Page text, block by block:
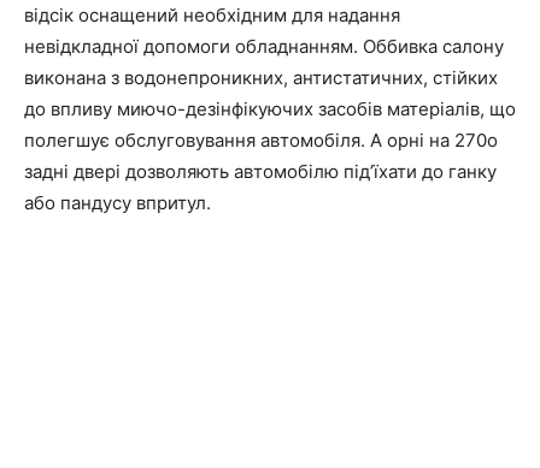
відсік оснащений необхідним для надання
невідкладної допомоги обладнанням. Оббивка салону
виконана з водонепроникних, антистатичних, стійких
до впливу миючо-дезінфікуючих засобів матеріалів, що
полегшує обслуговування автомобіля. А орні на 270о
задні двері дозволяють автомобілю під’їхати до ганку
або пандусу впритул.